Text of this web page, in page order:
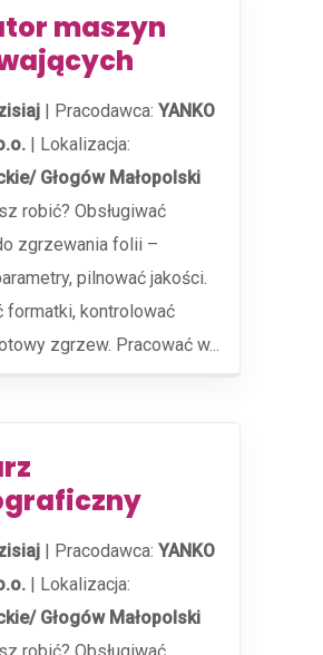
maszyn
| Pracodawca: YANKO
| Lokalizacja:
Głogów Małopolski
robić? Obsługiwać
zgrzewania folii –
pilnować jakości.
formatki, kontrolować
zgrzew. Pracować w...
| Pracodawca: YANKO
| Lokalizacja:
Głogów Małopolski